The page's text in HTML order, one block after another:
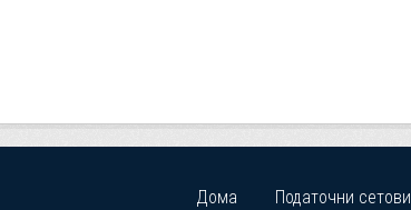
Дома Податочни сетови